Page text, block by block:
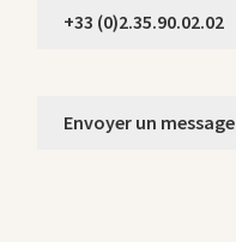
+33 (0)2.35.90.02.02
Envoyer un message